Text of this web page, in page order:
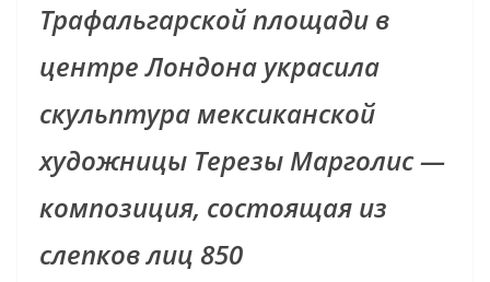
Трафальгарской площади в
центре Лондона украсила
скульптура мексиканской
художницы Терезы Марголис —
композиция, состоящая из
слепков лиц 850